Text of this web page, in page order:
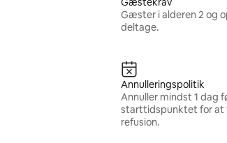
Gæster i alderen 2 og
deltage.
Annulleringspolitik
Annuller mindst 1 dag
starttidspunktet for at
refusion.